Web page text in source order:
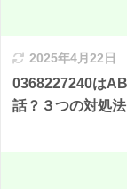
2025年4月22日
0368227240は
話？３つの対処法